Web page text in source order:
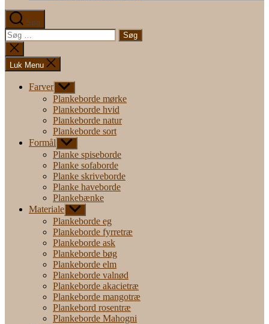
Søg
Søg
efter:
Luk
søgning
Luk Menu
Farver Vis
undermenu
Plankeborde mørke
Plankeborde hvid
Plankeborde natur
Plankeborde sort
Formål Vis
undermenu
Planke spiseborde
Planke sofaborde
Planke skriveborde
Planke haveborde
Plankebænke
Materiale Vis
undermenu
Plankeborde eg
Plankeborde fyrretræ
Plankeborde ask
Plankeborde bøg
Plankeborde elm
Plankeborde valnød
Plankeborde akacietræ
Plankeborde mangotræ
Plankebord rosentræ
Plankeborde Mahogni